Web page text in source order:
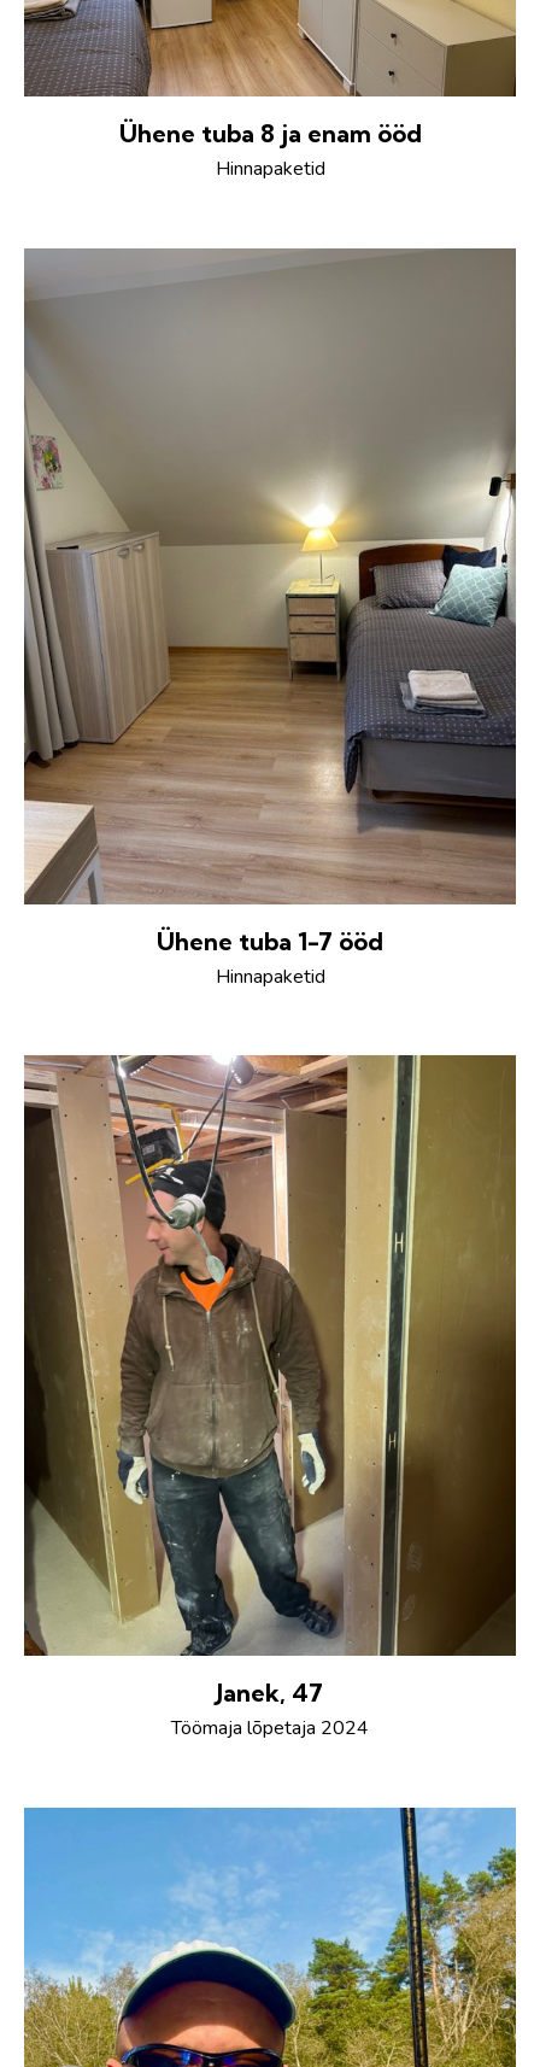
Ühene tuba 8 ja enam ööd
Hinnapaketid
Ühene tuba 1-7 ööd
Hinnapaketid
Janek, 47
Töömaja lõpetaja 2024